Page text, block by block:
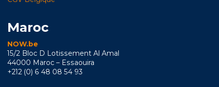
Maroc
NOW.be
15/2 Bloc D Lotissement Al Amal
44000 Maroc – Essaouira
+212 (0) 6 48 08 54 93